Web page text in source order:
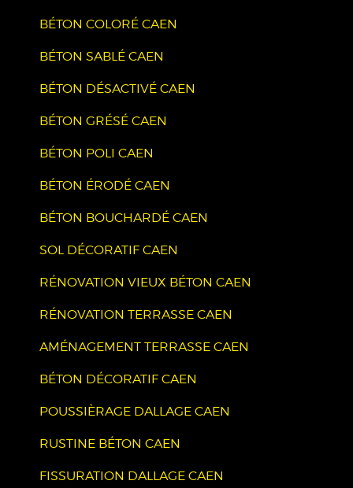
BÉTON COLORÉ CAEN
BÉTON SABLÉ CAEN
BÉTON DÉSACTIVÉ CAEN
BÉTON GRÉSÉ CAEN
BÉTON POLI CAEN
BÉTON ÉRODÉ CAEN
BÉTON BOUCHARDÉ CAEN
SOL DÉCORATIF CAEN
RÉNOVATION VIEUX BÉTON CAEN
RÉNOVATION TERRASSE CAEN
AMÉNAGEMENT TERRASSE CAEN
BÉTON DÉCORATIF CAEN
POUSSIÈRAGE DALLAGE CAEN
RUSTINE BÉTON CAEN
FISSURATION DALLAGE CAEN